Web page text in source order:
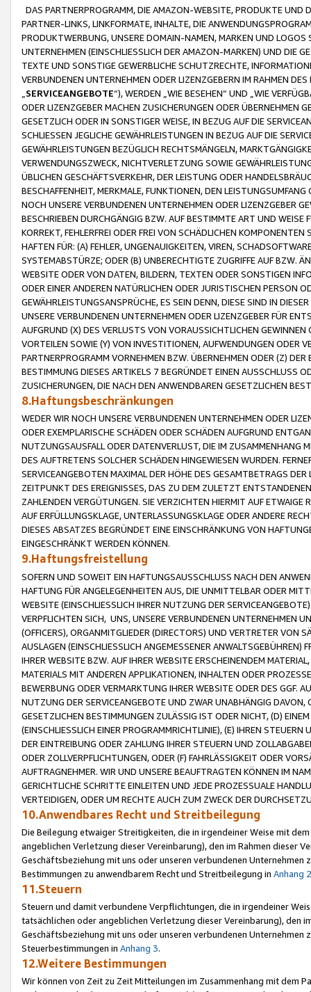
DAS PARTNERPROGRAMM, DIE AMAZON-WEBSITE, PRODUKTE UND
PARTNER-LINKS, LINKFORMATE, INHALTE, DIE
PRODUKTWERBUNG, UNSERE DOMAIN-NAMEN, MARKEN UND
UNTERNEHMEN (EINSCHLIESSLICH DER AMAZON-MARKEN) UND DIE
TEXTE UND SONSTIGE GEWERBLICHE SCHUTZRECHTE,
VERBUNDENEN UNTERNEHMEN ODER LIZENZGEBERN IM RAHMEN
SERVICEANGEBOTE“), WERDEN „WIE BESEHEN“ UND „WIE
ODER LIZENZGEBER MACHEN ZUSICHERUNGEN ODER ÜBERNEHMEN
GESETZLICH ODER IN SONSTIGER WEISE, IN BEZUG AUF DIE
SCHLIESSEN JEGLICHE GEWÄHRLEISTUNGEN IN BEZUG AUF DIE
GEWÄHRLEISTUNGEN BEZÜGLICH RECHTSMÄNGELN,
VERWENDUNGSZWECK, NICHTVERLETZUNG SOWIE
ÜBLICHEN GESCHÄFTSVERKEHR, DER LEISTUNG ODER
BESCHAFFENHEIT, MERKMALE, FUNKTIONEN, DEN
NOCH UNSERE VERBUNDENEN UNTERNEHMEN ODER LIZENZGEBER
BESCHRIEBEN DURCHGÄNGIG BZW. AUF BESTIMMTE ART UND
KORREKT, FEHLERFREI ODER FREI VON SCHÄDLICHEN
HAFTEN FÜR: (A) FEHLER, UNGENAUIGKEITEN, VIREN,
SYSTEMABSTÜRZE; ODER (B) UNBERECHTIGTE ZUGRIFFE AUF BZW.
WEBSITE ODER VON DATEN, BILDERN, TEXTEN ODER SONSTIGEN
ODER EINER ANDEREN NATÜRLICHEN ODER JURISTISCHEN PERSON
GEWÄHRLEISTUNGSANSPRÜCHE, ES SEIN DENN, DIESE SIND IN
UNSERE VERBUNDENEN UNTERNEHMEN ODER LIZENZGEBER FÜR
AUFGRUND (X) DES VERLUSTS VON VORAUSSICHTLICHEN
VORTEILEN SOWIE (Y) VON INVESTITIONEN, AUFWENDUNGEN ODER
PARTNERPROGRAMM VORNEHMEN BZW. ÜBERNEHMEN ODER (Z)
BESTIMMUNG DIESES ARTIKELS 7 BEGRÜNDET EINEN AUSSCHLUSS
ZUSICHERUNGEN, DIE NACH DEN ANWENDBAREN GESETZLICHEN
8.Haftungsbeschränkungen
WEDER WIR NOCH UNSERE VERBUNDENEN UNTERNEHMEN ODER
ODER EXEMPLARISCHE SCHÄDEN ODER SCHÄDEN AUFGRUND
NUTZUNGSAUSFALL ODER DATENVERLUST, DIE IM ZUSAMMENHANG
DES AUFTRETENS SOLCHER SCHÄDEN HINGEWIESEN WURDEN.
SERVICEANGEBOTEN MAXIMAL DER HÖHE DES GESAMTBETRAGS
ZEITPUNKT DES EREIGNISSES, DAS ZU DEM ZULETZT
ZAHLENDEN VERGÜTUNGEN. SIE VERZICHTEN HIERMIT AUF
AUF ERFÜLLUNGSKLAGE, UNTERLASSUNGSKLAGE ODER ANDERE
DIESES ABSATZES BEGRÜNDET EINE EINSCHRÄNKUNG VON
EINGESCHRÄNKT WERDEN KÖNNEN.
9.Haftungsfreistellung
SOFERN UND SOWEIT EIN HAFTUNGSAUSSCHLUSS NACH DEN
HAFTUNG FÜR ANGELEGENHEITEN AUS, DIE UNMITTELBAR ODER
WEBSITE (EINSCHLIESSLICH IHRER NUTZUNG DER
VERPFLICHTEN SICH, UNS, UNSERE VERBUNDENEN UNTERNEHMEN
(OFFICERS), ORGANMITGLIEDER (DIRECTORS) UND VERTRETER VON
AUSLAGEN (EINSCHLIESSLICH ANGEMESSENER
IHRER WEBSITE BZW. AUF IHRER WEBSITE ERSCHEINENDEM
MATERIALS MIT ANDEREN APPLIKATIONEN, INHALTEN ODER
BEWERBUNG ODER VERMARKTUNG IHRER WEBSITE ODER DES GGF.
NUTZUNG DER SERVICEANGEBOTE UND ZWAR UNABHÄNGIG
GESETZLICHEN BESTIMMUNGEN ZULÄSSIG IST ODER NICHT, (D)
(EINSCHLIESSLICH EINER PROGRAMMRICHTLINIE), (E) IHREN
DER EINTREIBUNG ODER ZAHLUNG IHRER STEUERN UND
ODER ZOLLVERPFLICHTUNGEN, ODER (F) FAHRLÄSSIGKEIT ODER
AUFTRAGNEHMER. WIR UND UNSERE BEAUFTRAGTEN KÖNNEN IM
GERICHTLICHE SCHRITTE EINLEITEN UND JEDE PROZESSUALE
VERTEIDIGEN, ODER UM RECHTE AUCH ZUM ZWECK DER
10.Anwendbares Recht und Streitbeilegung
Die Beilegung etwaiger Streitigkeiten, die in irgendeiner Weise mit
angeblichen Verletzung dieser Vereinbarung), den im Rahmen dieser
Geschäftsbeziehung mit uns oder unseren verbundenen
Bestimmungen zu anwendbarem Recht und Streitbeilegung in Anhang 2
11.Steuern
Steuern und damit verbundene Verpflichtungen, die in irgendeiner
tatsächlichen oder angeblichen Verletzung dieser Vereinbarung), den
Geschäftsbeziehung mit uns oder unseren verbundenen
Steuerbestimmungen in Anhang 3.
12.Weitere Bestimmungen
Wir können von Zeit zu Zeit Mitteilungen im Zusammenhang mit dem